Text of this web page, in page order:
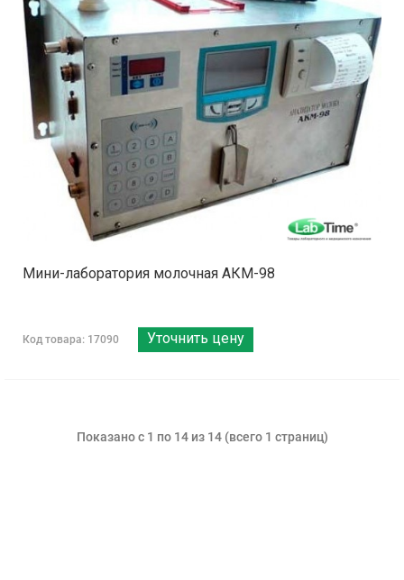
Мини-лаборатория молочная АКМ-98
Код товара: 17090 Уточнить цену
Показано с 1 по 14 из 14 (всего 1 страниц)